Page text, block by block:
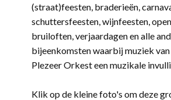
(straat)feesten, braderieën,
schuttersfeesten, wijnfeesten,
bruiloften, verjaardagen en alle
bijeenkomsten waarbij muziek
Plezeer Orkest een muzikale
Klik op de kleine foto's om deze